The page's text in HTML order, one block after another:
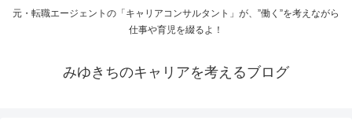
元・転職エージェントの「キャリアコンサルタント」が、”働く”を考えながら
仕事や育児を綴るよ！
みゆきちのキャリアを考えるブログ